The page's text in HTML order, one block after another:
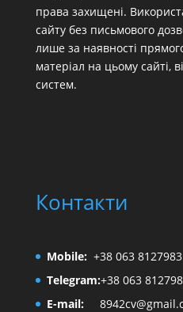
права захищені.
сайту без письмового
лише за наявності
матеріал на цьому сайті,
систем.
Контакти
Mobile: +38 063 8127983
Telegram:+38 063
E-mail: